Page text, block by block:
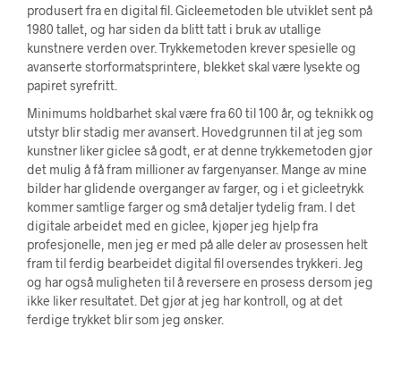
produsert fra en digital fil. Gicleemetoden ble utviklet sent på
1980 tallet, og har siden da blitt tatt i bruk av utallige
kunstnere verden over. Trykkemetoden krever spesielle og
avanserte storformatsprintere, blekket skal være lysekte og
papiret syrefritt.
Minimums holdbarhet skal være fra 60 til 100 år, og teknikk og
utstyr blir stadig mer avansert. Hovedgrunnen til at jeg som
kunstner liker giclee så godt, er at denne trykkemetoden gjør
det mulig å få fram millioner av fargenyanser. Mange av mine
bilder har glidende overganger av farger, og i et gicleetrykk
kommer samtlige farger og små detaljer tydelig fram. I det
digitale arbeidet med en giclee, kjøper jeg hjelp fra
profesjonelle, men jeg er med på alle deler av prosessen helt
fram til ferdig bearbeidet digital fil oversendes trykkeri. Jeg
og har også muligheten til å reversere en prosess dersom jeg
ikke liker resultatet. Det gjør at jeg har kontroll, og at det
ferdige trykket blir som jeg ønsker.